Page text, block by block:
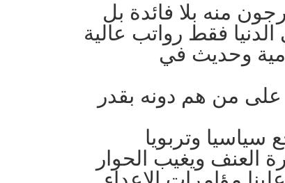
منه بلا فائدة بل
فقط رواتب عالية
وحديث في
من هم دونه بقدر
وتربويا
العنف ويغيب الحوار